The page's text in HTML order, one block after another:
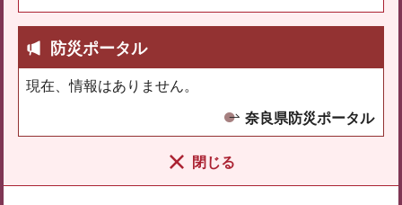
防災ポータル
現在、情報はありません。
奈良県防災ポータル
閉じる